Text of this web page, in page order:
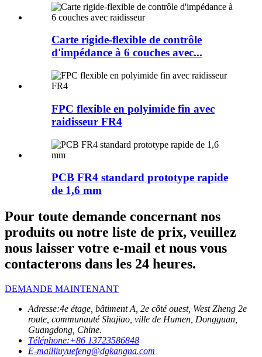
Carte rigide-flexible de contrôle
d'impédance à 6 couches avec...
FPC flexible en polyimide fin avec
raidisseur FR4
PCB FR4 standard prototype rapide
de 1,6 mm
Pour toute demande concernant nos
produits ou notre liste de prix, veuillez
nous laisser votre e-mail et nous vous
contacterons dans les 24 heures.
DEMANDE MAINTENANT
Adresse:4e étage, bâtiment A, 2e côté ouest, West Zheng 2e
route, communauté Shajiao, ville de Humen, Dongguan,
Guangdong, Chine.
Téléphone:+86 13723586848
E-mailliuyuefeng@dgkangna.com